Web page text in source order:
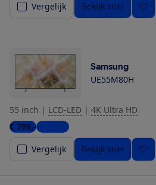
Vergelijk
Bekijk snel
Samsung
UE55M80H
55 inch | LCD-LED | 4K Ultra HD
€ 799,-1 winkel
Vergelijk
Bekijk snel